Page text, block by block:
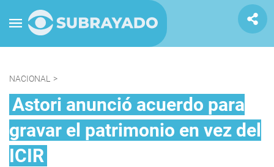
NACIONAL >
Astori anunció acuerdo para
gravar el patrimonio en vez del
ICIR